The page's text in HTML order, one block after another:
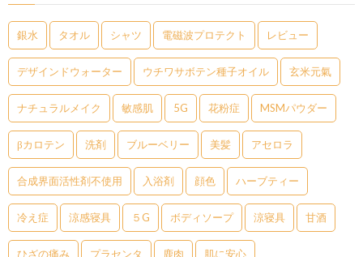
銀水 タオル シャツ 電磁波プロテクト レビュー
デザインドウォーター ウチワサボテン種子オイル 玄米元氣
ナチュラルメイク 敏感肌 5G 花粉症 MSMパウダー
βカロテン 洗剤 ブルーベリー 美髪 アセロラ
合成界面活性剤不使用 入浴剤 顔色 ハーブティー
冷え症 涼感寝具 ５G ボディソープ 涼寝具 甘酒
ひざの痛み プラセンタ 鹿肉 肌に安心